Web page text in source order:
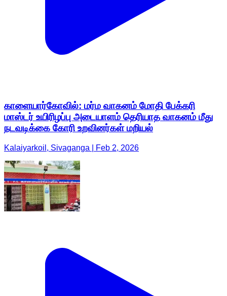
காளையார்கோவில்: மர்ம வாகனம் மோதி பேக்கரி
மாஸ்டர் உயிரிழப்பு அடையாளம் தெரியாத வாகனம் மீது
நடவடிக்கை கோரி உறவினர்கள் மறியல்
Kalaiyarkoil, Sivaganga | Feb 2, 2026